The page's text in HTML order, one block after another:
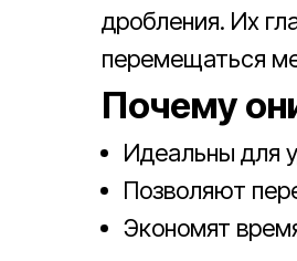
дробления. Их
перемещаться
Почему
Идеальны для
Позволяют
Экономят